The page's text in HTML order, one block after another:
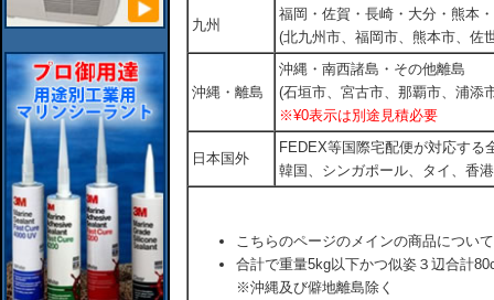
九州
福岡・佐賀・長崎・大分・熊本
(北九州市、福岡市、熊本市、佐
沖縄・離島
沖縄・南西諸島・その他離島
(石垣市、宮古市、那覇市、浦添
※¥0表示は別途見積必要
日本国外
FEDEX等国際宅配便が対応す
韓国、シンガポール、タイ、香
こちらのページのメインの商品につい
合計で重量5kg以下かつ似姿３辺合計
※沖縄及び僻地離島除く